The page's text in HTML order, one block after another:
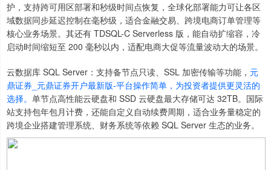
护，支持跨可用区部署和秒级时间点恢复，全球化部署能力可让各区
域数据同步延迟控制在毫秒级，适合金融交易、跨境电商订单管理等
核心业务场景。其还有 TDSQL-C Serverless 版，能自动扩缩容，冷
启动时间缩短至 200 毫秒以内，适配电商大促等流量波动大的场景。
云数据库 SQL Server：支持备节点只读、SSL 加密传输等功能， 元
鼎证券_元鼎证券开户最新版-平台操作简单，为投资者提供更灵活的
选择。 单节点高性能云硬盘和 SSD 云硬盘最大存储可达 32TB。国际
站支持包年包月计费，还能自定义自动续费周期，适合业务量稳定的
跨境企业搭建管理系统、财务系统等依赖 SQL Server 生态的业务。